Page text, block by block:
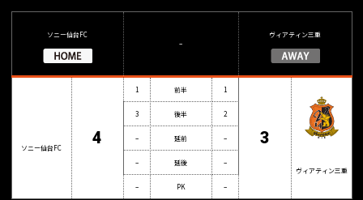
ソニー仙台FC
–
ヴィアティン三重
ソニー仙台FC
4
1 前半 1
3
ヴィアティン三重
3 後半 2
– 延前 –
– 延後 –
– PK –